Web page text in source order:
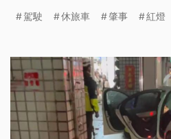
續都將移送偵辦。
駕駛 休旅車 肇事 紅燈